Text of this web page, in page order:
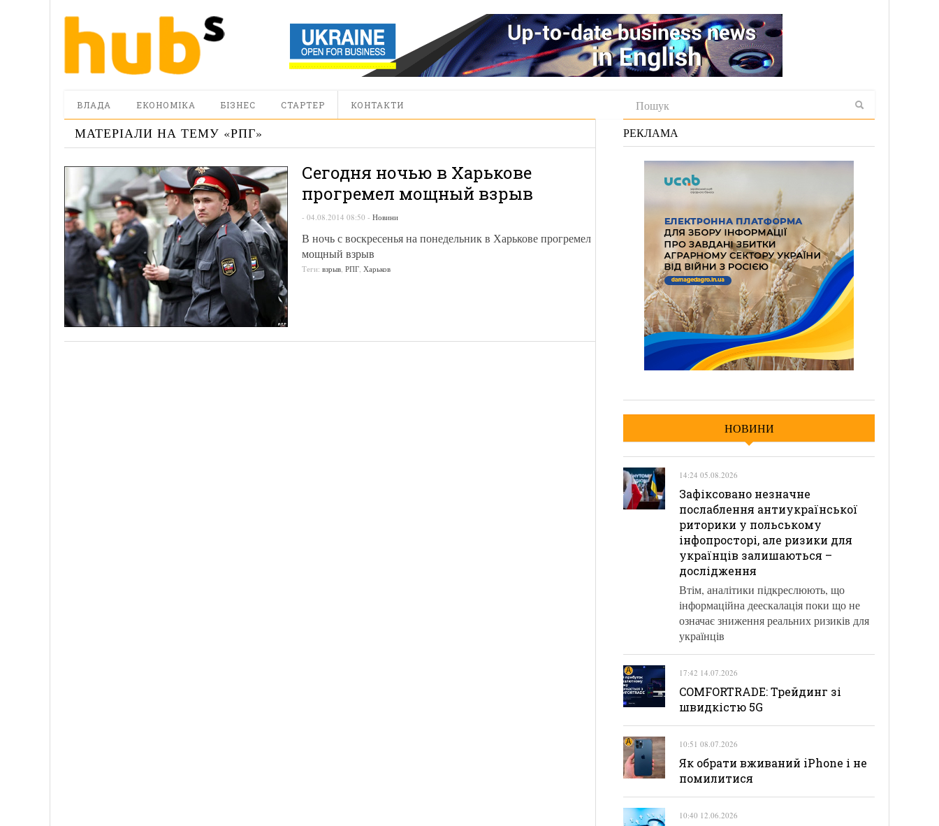
ВЛАДА ЕКОНОМІКА БІЗНЕС СТАРТЕР КОНТАКТИ
МАТЕРІАЛИ НА ТЕМУ «РПГ»
Сегодня ночью в Харькове
прогремел мощный взрыв
- 04.08.2014 08:50 - Новини
В ночь с воскресенья на понедельник в Харькове прогремел
мощный взрыв
Теги: взрыв, РПГ, Харьков
РЕКЛАМА
НОВИНИ
14:24 05.08.2026
Зафіксовано незначне
послаблення антиукраїнської
риторики у польському
інфопросторі, але ризики для
українців залишаються –
дослідження
Втім, аналітики підкреслюють, що
інформаційна деескалація поки що не
означає зниження реальних ризиків для
українців
17:42 14.07.2026
COMFORTRADE: Трейдинг зі
швидкістю 5G
10:51 08.07.2026
Як обрати вживаний iPhone і не
помилитися
10:40 12.06.2026